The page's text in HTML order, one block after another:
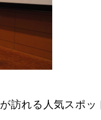
訪れる人気スポッ